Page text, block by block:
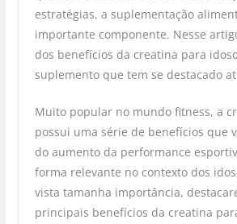
estratégias, a suplementação
importante componente. Nesse
dos benefícios da creatina para
suplemento que tem se destacado
Muito popular no mundo fitness, a
possui uma série de benefícios que
do aumento da performance
forma relevante no contexto dos
vista tamanha importância,
principais benefícios da creatina